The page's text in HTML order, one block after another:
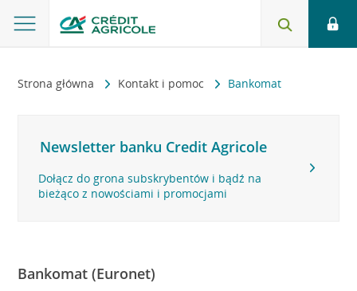
Strona główna Kontakt i pomoc Bankomat
Newsletter banku Credit Agricole
Dołącz do grona subskrybentów i bądź na
bieżąco z nowościami i promocjami
Bankomat (Euronet)